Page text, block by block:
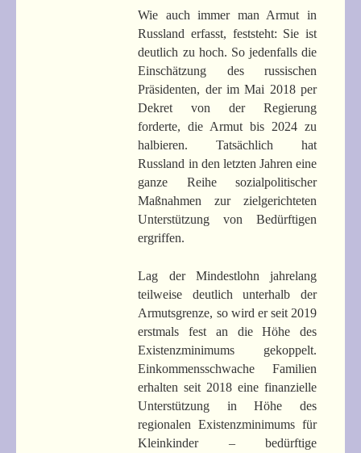
Wie auch immer man Armut in
Russland erfasst, feststeht: Sie ist
deutlich zu hoch. So jedenfalls die
Einschätzung des russischen
Präsidenten, der im Mai 2018 per
Dekret von der Regierung
forderte, die Armut bis 2024 zu
halbieren. Tatsächlich hat
Russland in den letzten Jahren eine
ganze Reihe sozialpolitischer
Maßnahmen zur zielgerichteten
Unterstützung von Bedürftigen
ergriffen.
Lag der Mindestlohn jahrelang
teilweise deutlich unterhalb der
Armutsgrenze, so wird er seit 2019
erstmals fest an die Höhe des
Existenzminimums gekoppelt.
Einkommensschwache Familien
erhalten seit 2018 eine finanzielle
Unterstützung in Höhe des
regionalen Existenzminimums für
Kleinkinder – bedürftige